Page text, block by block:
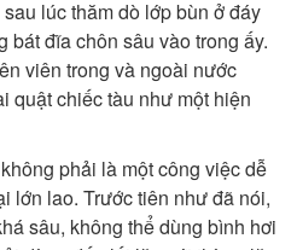
lúc thăm dò lớp bùn ở đáy
bát đĩa chôn sâu vào trong ấy.
viên trong và ngoài nước
quật chiếc tàu như một hiện
phải là một công việc dễ
lớn lao. Trước tiên như đã nói,
sâu, không thể dùng bình hơi